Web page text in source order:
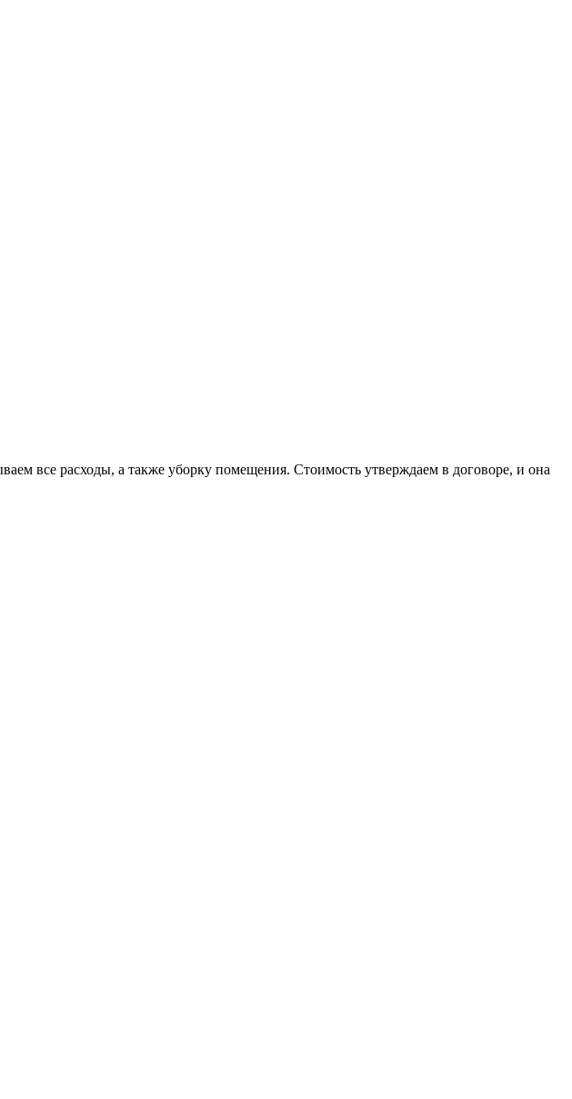
все расходы, а также уборку помещения. Стоимость утверждаем в договоре, и она